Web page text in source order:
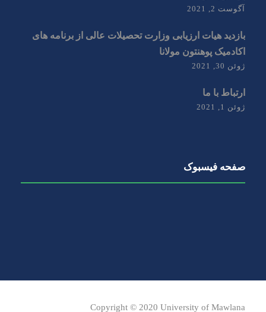
آگوست 2, 2021
بازدید هیات ارزیابی وزارت تحصیلات عالی از برنامه های
اکادمیک پوهنتون مولانا
ژوئن 30, 2021
ارتباط با ما
ژوئن 1, 2021
صفحه فیسبوک
Copyright © 2020 University of Mawlana